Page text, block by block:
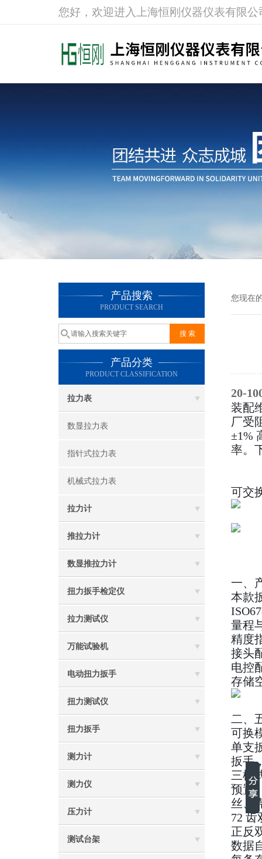
您好，欢迎进入上海恒刚仪器仪表有限公
产品搜索
PRODUCT SEARCH
产品分类
PRODUCT CLASSIFICATION
拉力表
数显拉力表
指针式拉力表
机械式拉力表
拉力计
推拉力计
数显推拉力计
扭力扳手检定仪
拉力测试仪
万能试验机
电动扭力扳手
扭力测试仪
扭力扳手
测力计
测力仪
压力计
测试台架
您现在
20-
装配
厂受
±1%
率。
可交
一、
本款
量程
精度
接头
电控
存储
二、
可换
单支
扳手
三模
预置
丝、
72 齿
正反
数据